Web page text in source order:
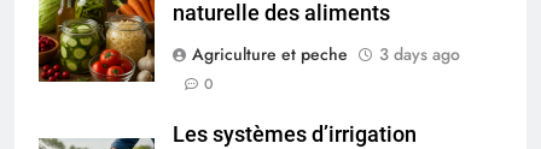
naturelle des aliments
Agriculture et peche
3 days ago
0
Les systèmes d’irrigation